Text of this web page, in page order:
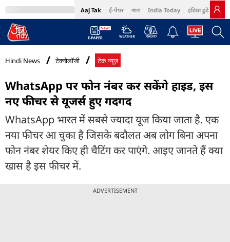
Aaj Tak ई-पेपर বাংলা India Today इंडिया टुडे हिंदी
MumbaiTak Cosmopolitan Harper's Bazaar Northeast
Hindi News टेक्नोलॉजी टेक न्यूज़
WhatsApp पर फोन नंबर कर सकेंगे हाइड, इस
नए फीचर से यूजर्स हुए गदगद
WhatsApp भारत में सबसे ज्यादा यूज किया जाता है. एक
नया फीचर आ चुका है जिसके बदौलत अब लोग बिना अपना
फोन नंबर शेयर किए ही चैटिंग कर पाएंगे. आइए जानते हैं क्या
खास है इस फीचर में.
ADVERTISEMENT